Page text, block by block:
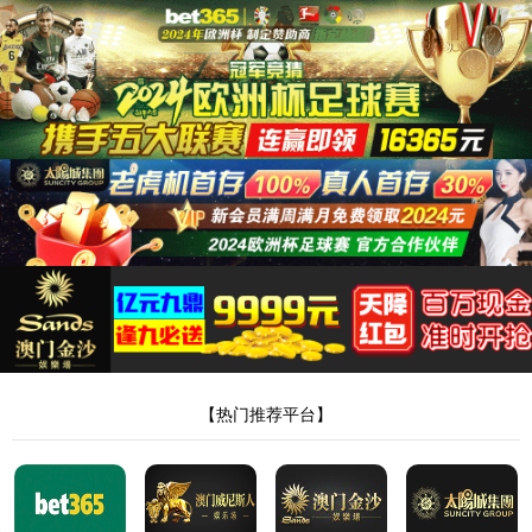
首页/产品中心/黄铜柱系列
黄铜柱 5011900010